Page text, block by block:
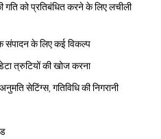
को प्रतिबंधित करने के लिए लचीली
संपादन के लिए कई विकल्प
त्रुटियों की खोज करना
सेटिंग्स, गतिविधि की निगरानी